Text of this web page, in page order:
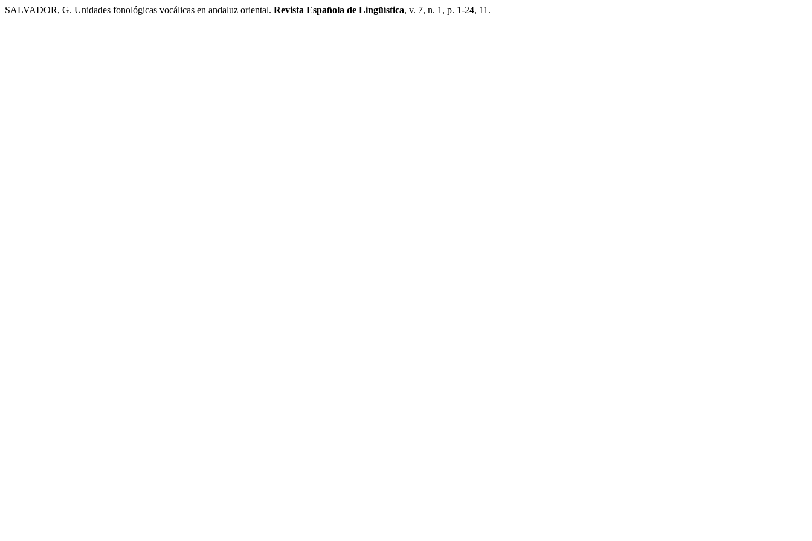
SALVADOR, G. Unidades fonológicas vocálicas en andaluz oriental. Revista Española de Lingüística, v. 7, n. 1, p. 1-24, 11.